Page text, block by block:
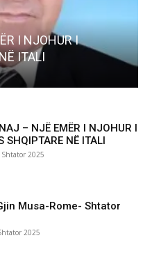
Musa-Rome- Shtator
2025
– NJË EMËR I NJOHUR I
SHQIPTARE NË ITALI
2025
Musa-Rome- Shtator
2025